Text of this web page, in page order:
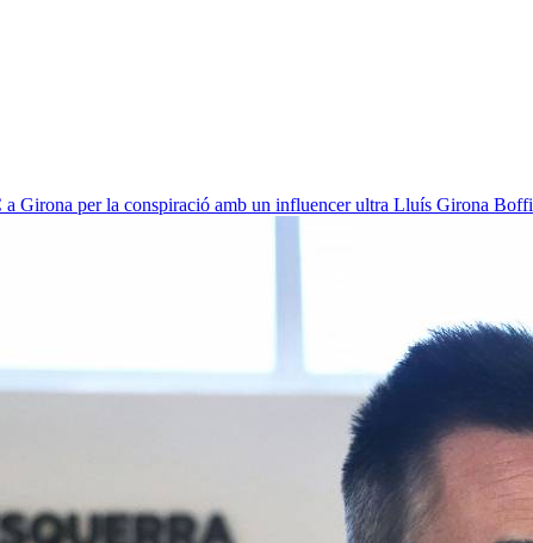
Girona per la conspiració amb un influencer ultra Lluís Girona Boffi